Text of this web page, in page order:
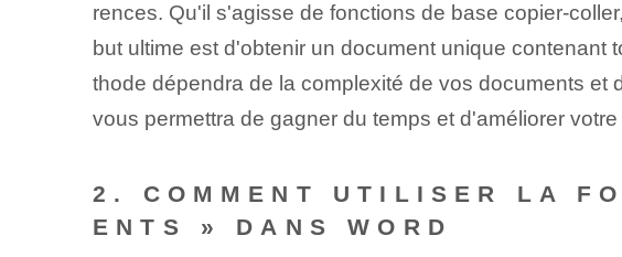
rences. Qu'il s'agisse de fonctions de base copier-
but ultime est d'obtenir un document unique
thode dépendra de la complexité de vos documents
vous permettra de gagner du temps et d'améliorer
2. COMMENT UTILISER LA
ENTS » DANS WORD